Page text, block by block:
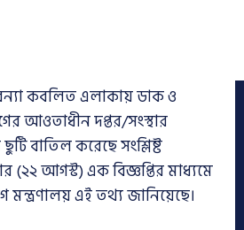
কবলিত এলাকায় ডাক ও
আওতাধীন দপ্তর/সংস্থার
বাতিল করেছে সংশ্লিষ্ট
(২২ আগস্ট) এক বিজ্ঞপ্তির মাধ্যমে
এই তথ্য জানিয়েছে।